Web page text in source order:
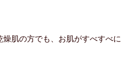
肌の方でも、お肌がすべすべに